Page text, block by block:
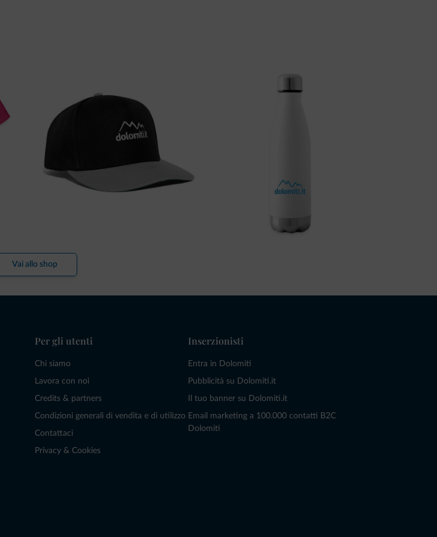
Vai allo shop
Per gli utenti
Chi siamo
Lavora con noi
Credits & partners
Condizioni generali di vendita e di utilizzo
Contattaci
Privacy & Cookies
Inserzionisti
Entra in Dolomiti
Pubblicità su Dolomiti.it
Il tuo banner su Dolomiti.it
Email marketing a 100.000 contatti B2C
Dolomiti